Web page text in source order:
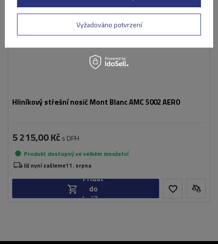
Hliníkový střešní nosič Mont Blanc AMC 5002 AERO
5 215,00 Kč s DPH
Produkt dostupný ve velkém množství
Již nyní zašleme11. srpna
Přidat
do
košíku
Vyžadováno potvrzení